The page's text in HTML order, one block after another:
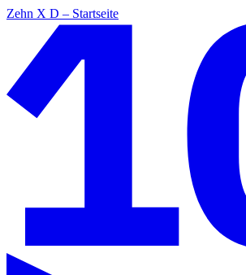
Zehn X D – Startseite